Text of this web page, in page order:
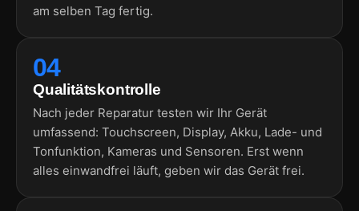
am selben Tag fertig.
04
Qualitätskontrolle
Nach jeder Reparatur testen wir Ihr Gerät
umfassend: Touchscreen, Display, Akku, Lade- und
Tonfunktion, Kameras und Sensoren. Erst wenn
alles einwandfrei läuft, geben wir das Gerät frei.